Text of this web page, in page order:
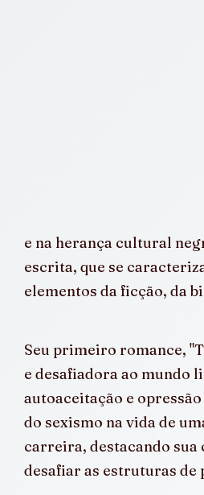
e na herança cultural
escrita, que se
elementos da ficção, da
Seu primeiro romance,
e desafiadora ao mundo
autoaceitação e
do sexismo na vida de
carreira, destacando sua
desafiar as estruturas de